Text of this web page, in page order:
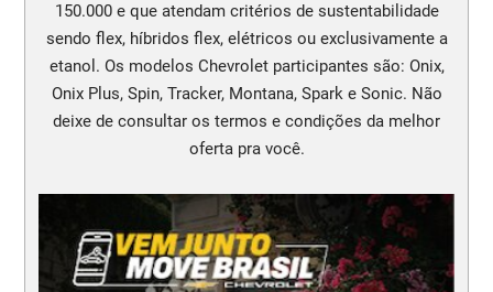
150.000 e que atendam critérios de sustentabilidade
sendo flex, híbridos flex, elétricos ou exclusivamente a
etanol. Os modelos Chevrolet participantes são: Onix,
Onix Plus, Spin, Tracker, Montana, Spark e Sonic. Não
deixe de consultar os termos e condições da melhor
oferta pra você.